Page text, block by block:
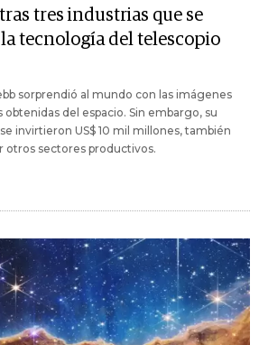
tres industrias que se
tecnología del telescopio
sorprendió al mundo con las imágenes
del espacio. Sin embargo, su
invirtieron US$ 10 mil millones, también
otros sectores productivos.